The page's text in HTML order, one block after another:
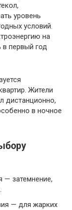
уровень
условий.
на
в первый год
Жители
дистанционно,
в ночное
— затемнение,
— для жарких